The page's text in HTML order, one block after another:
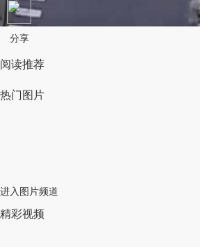
分享
阅读推荐
热门图片
进入图片频道
精彩视频